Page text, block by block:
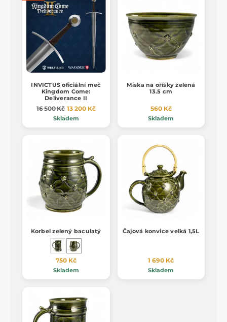
INVICTUS oficiální meč
Kingdom Come:
Deliverance II
16 500 Kč 13 200 Kč
Skladem
Miska na oříšky zelená
13.5 cm
560 Kč
Skladem
Korbel zelený baculatý
750 Kč
Skladem
Čajová konvice velká 1,5L
1 690 Kč
Skladem